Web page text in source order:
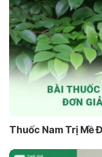
Thuốc Nam Trị Mề